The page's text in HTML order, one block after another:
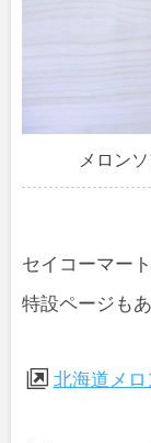
メロン
セイコーマー
特設ページもあ
北海道メ